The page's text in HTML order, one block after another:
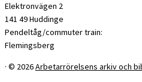
Elektronvägen 2
141 49 Huddinge
Pendeltåg/commuter train:
Flemingsberg
· © 2026Arbetarrörelsens arkiv och